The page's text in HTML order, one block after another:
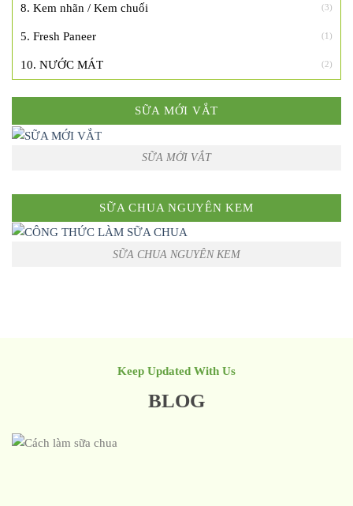
8. Kem nhãn / Kem chuối (3)
5. Fresh Paneer (1)
10. NƯỚC MÁT (2)
SỮA MỚI VẮT
SỮA MỚI VẮT
SỮA CHUA NGUYÊN KEM
SỮA CHUA NGUYÊN KEM
Keep Updated With Us
BLOG